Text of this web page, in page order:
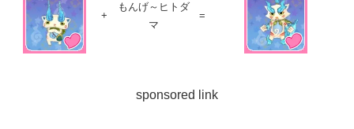
+
もんげ～ヒトダ
マ
=
sponsored link